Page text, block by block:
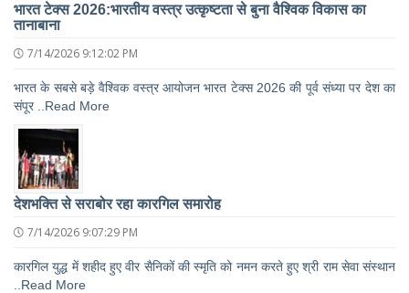
भारत टेक्स 2026:भारतीय वस्त्र उत्कृष्टता से बुना वैश्विक विकास का
तानाबाना
7/14/2026 9:12:02 PM
भारत के सबसे बड़े वैश्विक वस्त्र आयोजन भारत टेक्स 2026 की पूर्व संध्या पर देश का
संपूर ..Read More
देशभक्ति से सराबोर रहा कारगिल समारोह
7/14/2026 9:07:29 PM
कारगिल युद्ध में शहीद हुए वीर सैनिकों की स्मृति को नमन करते हुए श्री राम सेवा संस्थान
..Read More